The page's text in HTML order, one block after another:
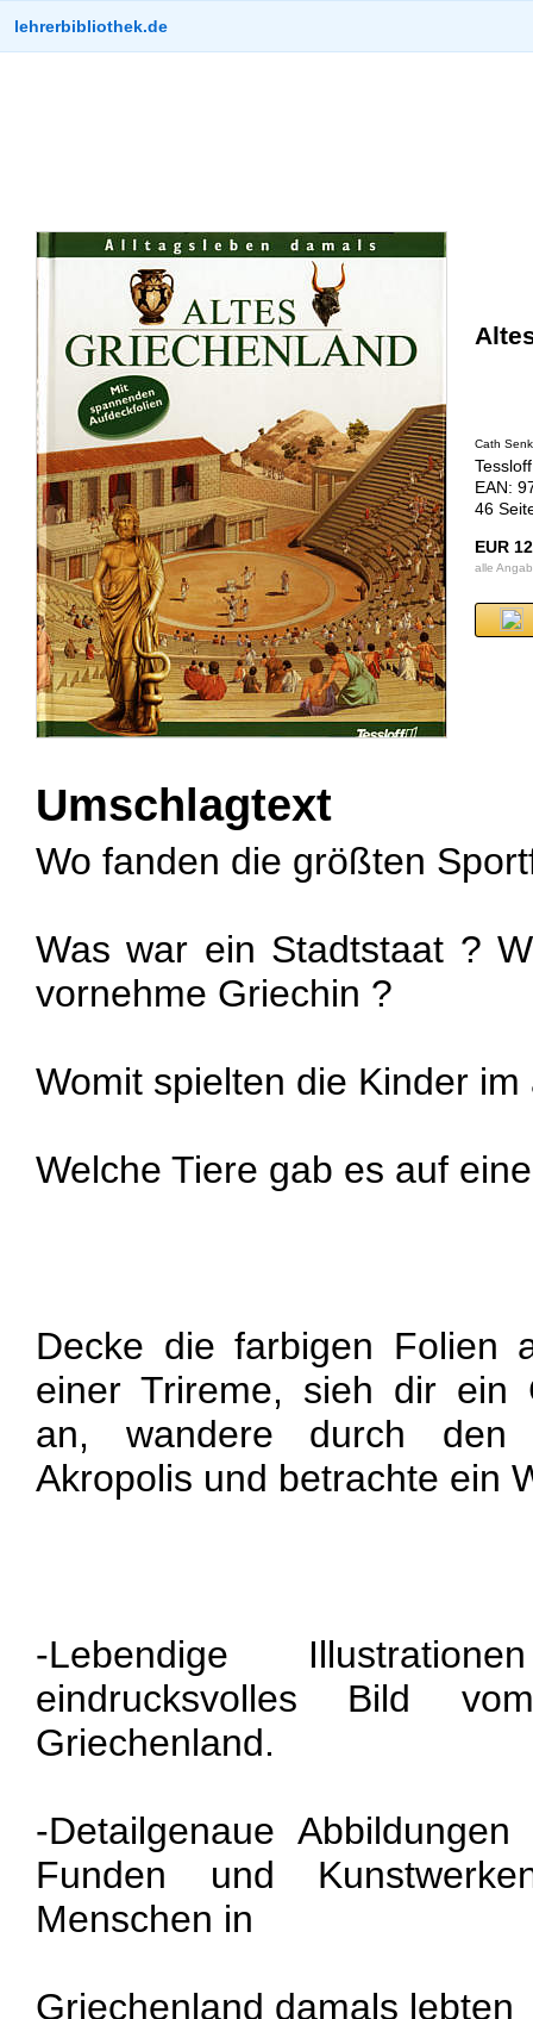
lehrerbibliothek.de
Cath
Tessloff
EAN:
46
EUR
alle
Umschlagtext
Wo fanden die größten
Was war ein Stadtstaat ?
vornehme Griechin ?
Womit spielten die Kinder
Welche Tiere gab es auf
Decke die farbigen Folien
einer Trireme, sieh dir ein
an, wandere durch den
Akropolis und betrachte ein
-Lebendige
eindrucksvolles Bild
Griechenland.
-Detailgenaue
Funden und
Menschen in
Griechenland damals lebten